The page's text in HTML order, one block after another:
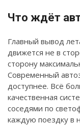
Что ждёт
Главный вывод
движется не в
сторону
Современный
доступнее. Всё
качественная
соседями по
каждую поездку в